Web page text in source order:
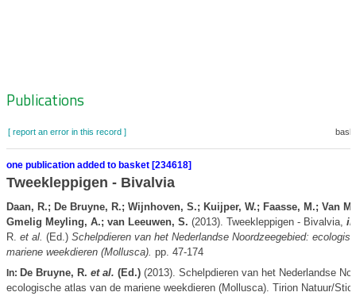
Zoeknavigatie
Publications
[ report an error in this record ]
one publication added to basket [234618]
Tweekleppigen - Bivalvia
Daan, R.; De Bruyne, R.; Wijnhoven, S.; Kuijper, W.; Faasse, M.; Van
Gmelig Meyling, A.; van Leeuwen, S. (2013). Tweekleppigen - Bivalvia, in
R. et al. (Ed.) Schelpdieren van het Nederlandse Noordzeegebied:
mariene weekdieren (Mollusca). pp. 47-174
In: De Bruyne, R. et al. (Ed.)(2013). Schelpdieren van het Nederlandse
ecologische atlas van de mariene weekdieren (Mollusca). Tirion Natuur/